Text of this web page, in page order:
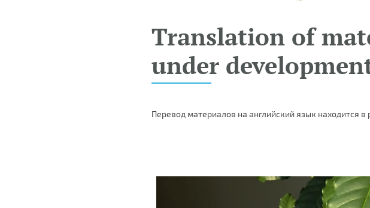
Translation of
under
Перевод материалов на английский язык находится в